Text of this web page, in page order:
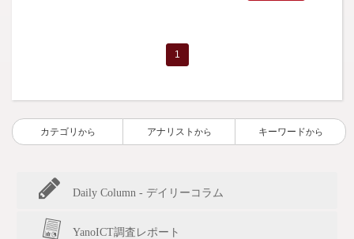
1
カテゴリ から アナリスト から キーワードから
Daily Column - デイリーコラム
YanoICT調査レポート